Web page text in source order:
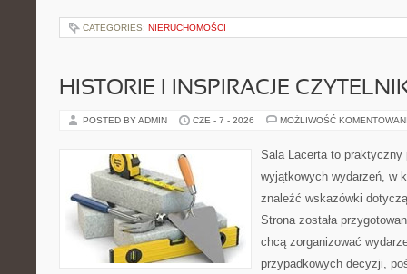
CATEGORIES: NIERUCHOMOŚCI
HISTORIE I INSPIRACJE
POSTED BY ADMIN CZE - 7 - 2026 MOŻLIWOŚĆ
Sala Lacerta to praktyczny
wyjątkowych wydarzeń, w
znaleźć wskazówki
Strona została
chcą zorganizować
przypadkowych decyzji,